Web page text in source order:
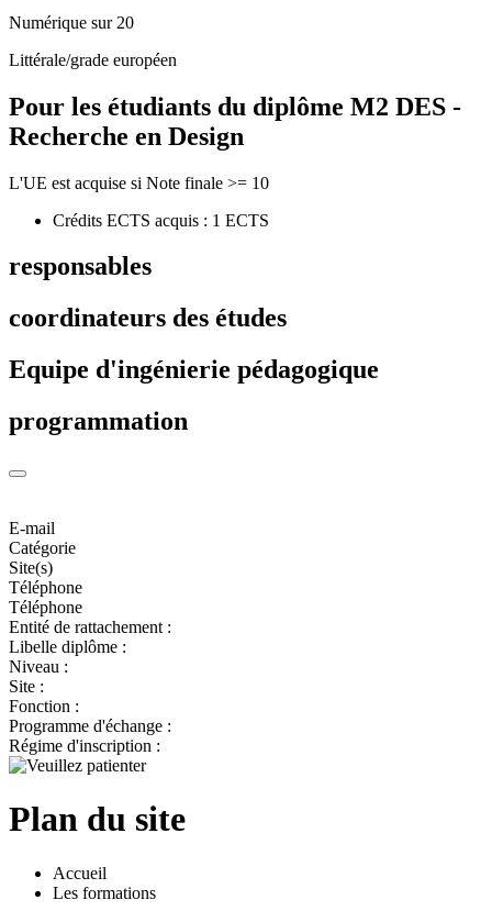
Numérique sur 20
Littérale/grade européen
Pour les étudiants du diplôme M2 DES -
Recherche en Design
L'UE est acquise si Note finale >= 10
Crédits ECTS acquis : 1 ECTS
responsables
coordinateurs des études
Equipe d'ingénierie pédagogique
programmation
E-mail
Catégorie
Site(s)
Téléphone
Téléphone
Entité de rattachement :
Libelle diplôme :
Niveau :
Site :
Fonction :
Programme d'échange :
Régime d'inscription :
Plan du site
Accueil
Les formations